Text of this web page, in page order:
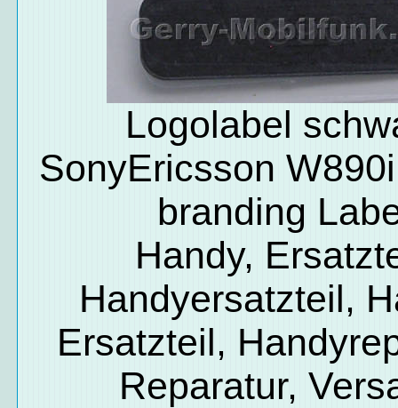
Logolabel
SonyEricsson
branding
Handy,
Handyersatzteil,
Ersatzteil,
Reparatur,